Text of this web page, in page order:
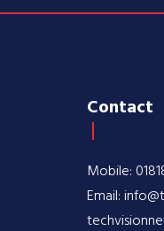
Contact
Mobile:
Email: